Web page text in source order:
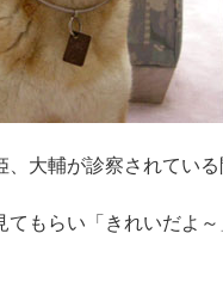
大輔が診察されてい
もらい「きれいだよ